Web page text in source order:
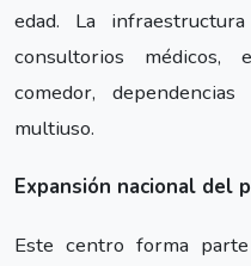
edad. La
consultorios médicos,
comedor,
multiuso.
Expansión nacional del
Este centro forma